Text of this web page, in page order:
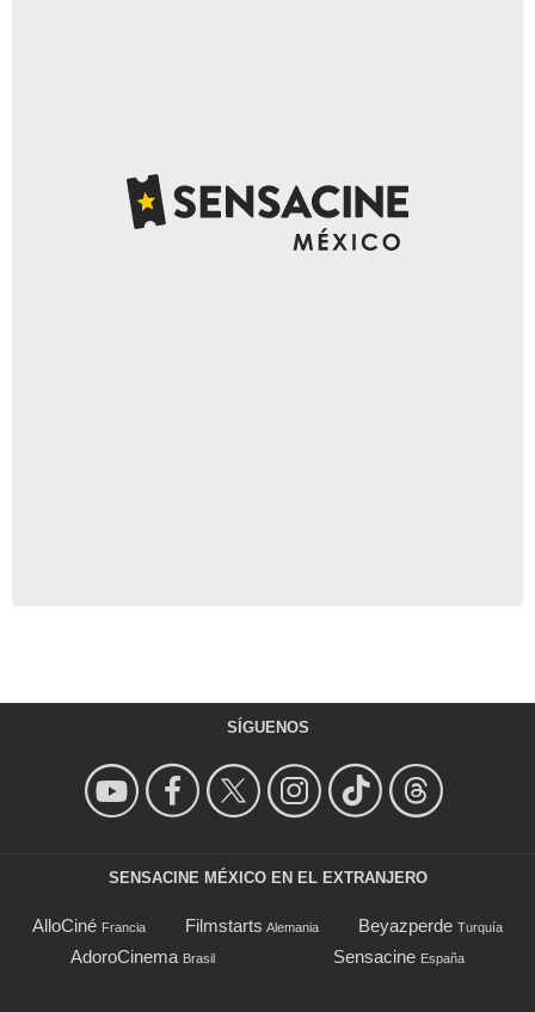
SÍGUENOS
SENSACINE MÉXICO EN EL EXTRANJERO
AlloCiné Francia Filmstarts Alemania Beyazperde Turquía
AdoroCinema Brasil Sensacine España